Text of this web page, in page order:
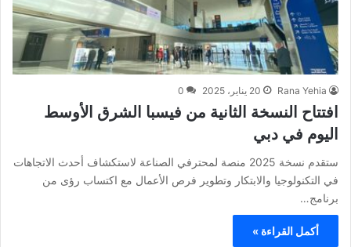
Rana Yehia 20 يناير، 2025 0
افتتاح النسخة الثانية من فيسبا الشرق الأوسط
اليوم في دبي
ستقدم نسخة 2025 منصة لمحترفي الصناعة لاستكشاف أحدث الاتجاهات
في التكنولوجيا والابتكار وتطوير فرص الأعمال مع اكتساب رؤى من
برنامج…
أكمل القراءة »